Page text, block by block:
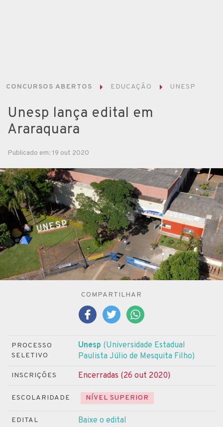
CONCURSOS ABERTOS EDUCAÇÃO UNESP
Unesp lança edital em
Araraquara
Publicado em: 19 out 2020
COMPARTILHAR
PROCESSO
SELETIVO
Unesp (Universidade Estadual
Paulista Júlio de Mesquita Filho)
INSCRIÇÕES Encerradas (26 out 2020)
ESCOLARIDADE NÍVEL SUPERIOR
EDITAL Baixe o edital